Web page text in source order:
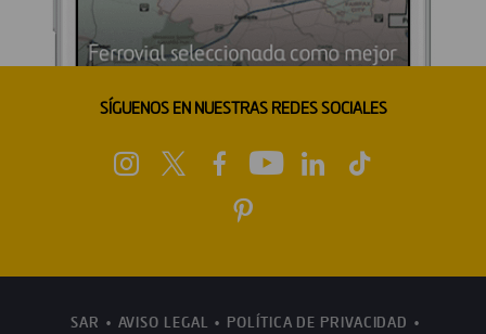
SÍGUENOS EN NUESTRAS REDES SOCIALES
SAR AVISO LEGAL POLÍTICA DE PRIVACIDAD